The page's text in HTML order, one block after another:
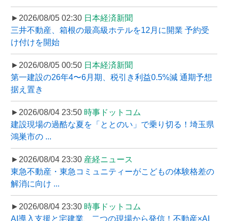
►2026/08/05 02:30 日本経済新聞
三井不動産、箱根の最高級ホテルを12月に開業 予約受
け付けを開始
►2026/08/05 00:50 日本経済新聞
第一建設の26年4〜6月期、税引き利益0.5%減 通期予想
据え置き
►2026/08/04 23:50 時事ドットコム
建設現場の過酷な夏を「ととのい」で乗り切る！埼玉県
鴻巣市の ...
►2026/08/04 23:30 産経ニュース
東急不動産・東急コミュニティーがこどもの体験格差の
解消に向け ...
►2026/08/04 23:30 時事ドットコム
AI導入支援と宅建業、二つの現場から発信！不動産×AI